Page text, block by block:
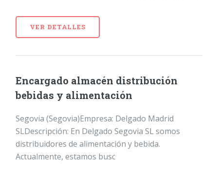
VER DETALLES
Encargado almacén distribución
bebidas y alimentación
Segovia (Segovia)Empresa: Delgado Madrid
SLDescripción: En Delgado Segovia SL somos
distribuidores de alimentación y bebida.
Actualmente, estamos busc